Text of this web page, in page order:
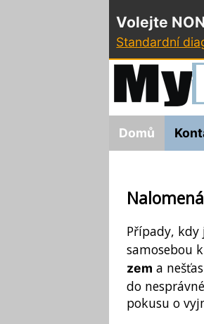
Volejte
Standardní
Domů
Případy, kdy
samosebou
zem a
do
pokusu o